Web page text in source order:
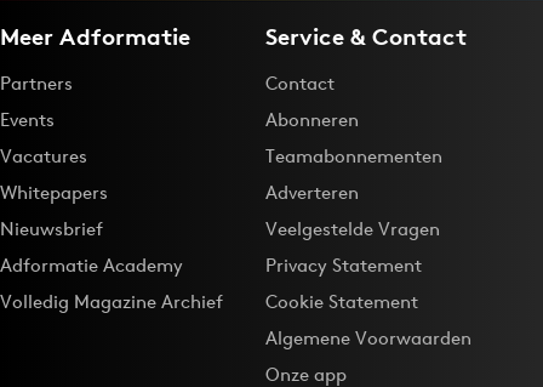
Meer Adformatie
Partners
Events
Vacatures
Whitepapers
Nieuwsbrief
Adformatie Academy
Volledig Magazine Archief
Service & Contact
Contact
Abonneren
Teamabonnementen
Adverteren
Veelgestelde Vragen
Privacy Statement
Cookie Statement
Algemene Voorwaarden
Onze app